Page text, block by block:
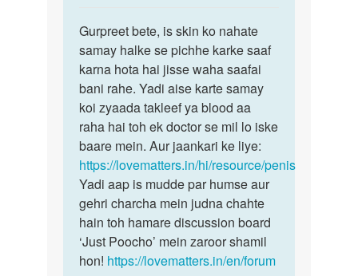
to
Penis
ki
upper
ki
topi
kis…
by
Gurpreet
Gurpreet
bete,
is
skin
ko…
Gurpreet bete, is skin ko nahate
samay halke se pichhe karke saaf
karna hota hai jisse waha saafai
bani rahe. Yadi aise karte samay
koi zyaada takleef ya blood aa
raha hai toh ek doctor se mil lo iske
baare mein. Aur jaankari ke liye:
https://lovematters.in/hi/resource/penis
Yadi aap is mudde par humse aur
gehri charcha mein judna chahte
hain toh hamare discussion board
‘Just Poocho’ mein zaroor shamil
hon! https://lovematters.in/en/forum